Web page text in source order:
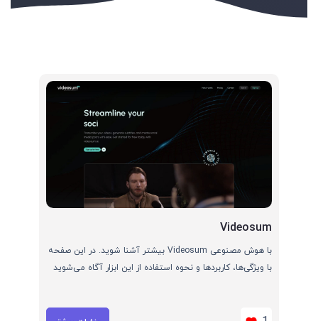
Videosum
با هوش مصنوعی Videosum بیشتر آشنا شوید. در این صفحه
با ویژگی‌ها، کاربردها و نحوه استفاده از این ابزار آگاه می‌شوید